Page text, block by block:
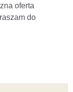
oferta
do